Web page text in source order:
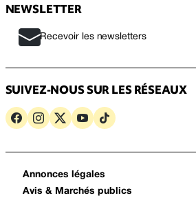
NEWSLETTER
Recevoir les newsletters
SUIVEZ-NOUS SUR LES RÉSEAUX
Annonces légales
Avis & Marchés publics